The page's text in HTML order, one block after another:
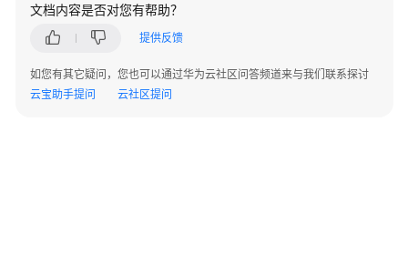
户
高
文档内容是否对您有帮助？
提供反馈
如您有其它疑问，您也可以通过华为云社区问答频道来与我们联系探讨
云宝助手提问
云社区提问